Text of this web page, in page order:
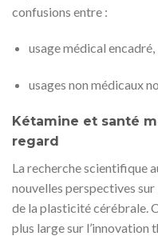
confusions entre :
usage médical encadré,
usages non médicaux
Kétamine et santé
regard
La recherche scientifique
nouvelles perspectives
de la plasticité cérébrale.
plus large sur l’innovation